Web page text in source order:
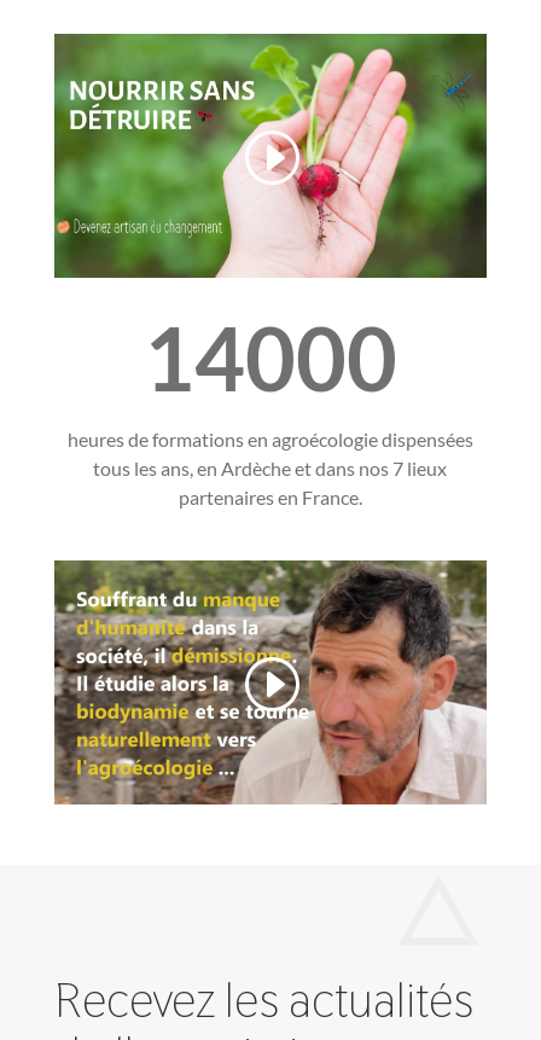
14000
heures de formations en agroécologie dispensées
tous les ans, en Ardèche et dans nos 7 lieux
partenaires en France.
Recevez les actualités